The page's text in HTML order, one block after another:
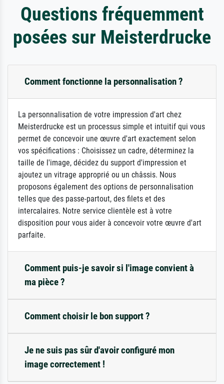
Questions fréquemment
posées sur Meisterdrucke
Comment fonctionne la personnalisation ?
La personnalisation de votre impression d'art chez
Meisterdrucke est un processus simple et intuitif qui vous
permet de concevoir une œuvre d'art exactement selon
vos spécifications : Choisissez un cadre, déterminez la
taille de l'image, décidez du support d'impression et
ajoutez un vitrage approprié ou un châssis. Nous
proposons également des options de personnalisation
telles que des passe-partout, des filets et des
intercalaires. Notre service clientèle est à votre
disposition pour vous aider à concevoir votre œuvre d'art
parfaite.
Comment puis-je savoir si l'image convient à
ma pièce ?
Comment choisir le bon support ?
Je ne suis pas sûr d'avoir configuré mon
image correctement !